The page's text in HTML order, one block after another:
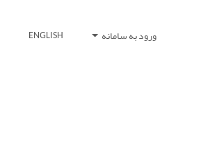
ورود به سامانه ENGLISH